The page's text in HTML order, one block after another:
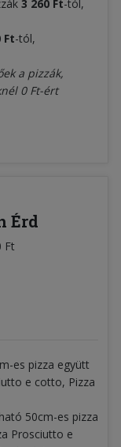
3 260 Ft-tól,
Ft-tól,
a pizzák,
0 Ft-ért
Érd
Ft
es pizza együtt
e cotto, Pizza
50cm-es pizza
Prosciutto e